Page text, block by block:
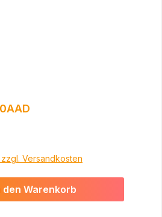
Versandkosten
den Warenkorb